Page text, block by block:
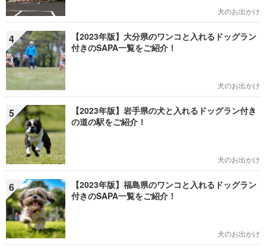
犬のお出かけ
4
【2023年版】大分県のワンコと入れるドッグラン
付きのSAPA一覧をご紹介！
犬のお出かけ
5
【2023年版】岩手県の犬と入れるドッグラン付き
の道の駅をご紹介！
犬のお出かけ
6
【2023年版】福島県のワンコと入れるドッグラン
付きのSAPA一覧をご紹介！
犬のお出かけ